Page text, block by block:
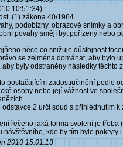
10:51:34) :
(1) zákona 40/1964
podobizny, obrazové snímky a
povahy smějí být pořízeny nebo
něco co snižuje důstojnost
se zejména domáhat, aby bylo
byly odstraněny následky těchto
postačujícím zadostiučinění podle
osoby nebo její vážnost ve
2 určí soud s přihlédnutím
řečeno jaká forma svolení je
návštěvního, kde by tím bylo pokryty
2010 15:01:13